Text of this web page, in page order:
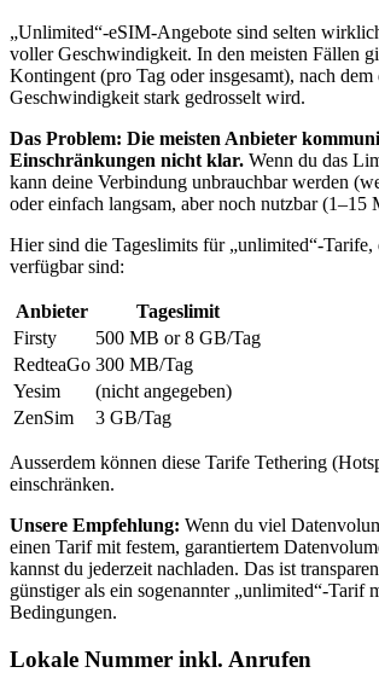
„Unlimited“-eSIM-Angebote sind selten
voller Geschwindigkeit. In den meisten Fällen
Kontingent (pro Tag oder insgesamt), nach dem
Geschwindigkeit stark gedrosselt wird.
Das Problem: Die meisten Anbieter
Einschränkungen nicht klar. Wenn du das
kann deine Verbindung unbrauchbar werden
oder einfach langsam, aber noch nutzbar (1–15
Hier sind die Tageslimits für „unlimited“-Tarife,
verfügbar sind:
Anbieter
Tageslimit
Firsty
500 MB or 8 GB/Tag
RedteaGo 300 MB/Tag
Yesim
(nicht angegeben)
ZenSim
3 GB/Tag
Ausserdem können diese Tarife Tethering
einschränken.
Unsere Empfehlung: Wenn du viel
einen Tarif mit festem, garantiertem
kannst du jederzeit nachladen. Das ist
günstiger als ein sogenannter „unlimited“-Tarif
Bedingungen.
Lokale Nummer inkl. Anrufen